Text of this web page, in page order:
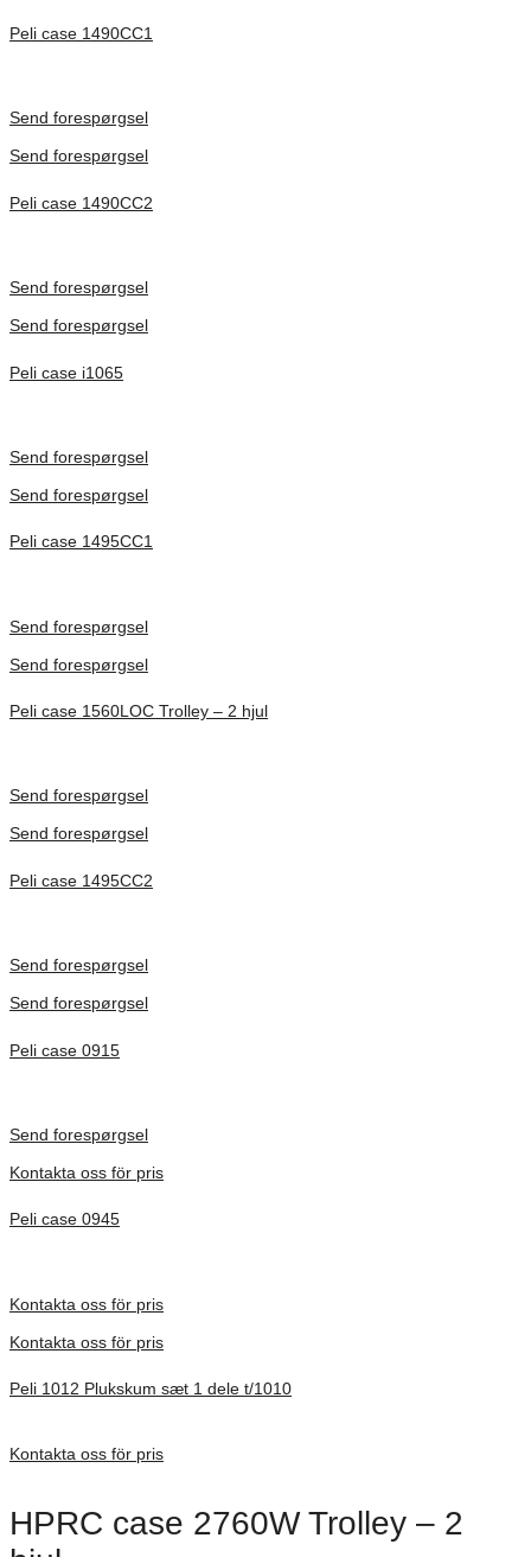
Peli case 1490CC1
Send forespørgsel
Send forespørgsel
Peli case 1490CC2
Send forespørgsel
Send forespørgsel
Peli case i1065
Send forespørgsel
Send forespørgsel
Peli case 1495CC1
Send forespørgsel
Send forespørgsel
Peli case 1560LOC Trolley – 2 hjul
Send forespørgsel
Send forespørgsel
Peli case 1495CC2
Send forespørgsel
Send forespørgsel
Peli case 0915
Send forespørgsel
Kontakta oss för pris
Peli case 0945
Kontakta oss för pris
Kontakta oss för pris
Peli 1012 Plukskum sæt 1 dele t/1010
Kontakta oss för pris
HPRC case 2760W Trolley – 2